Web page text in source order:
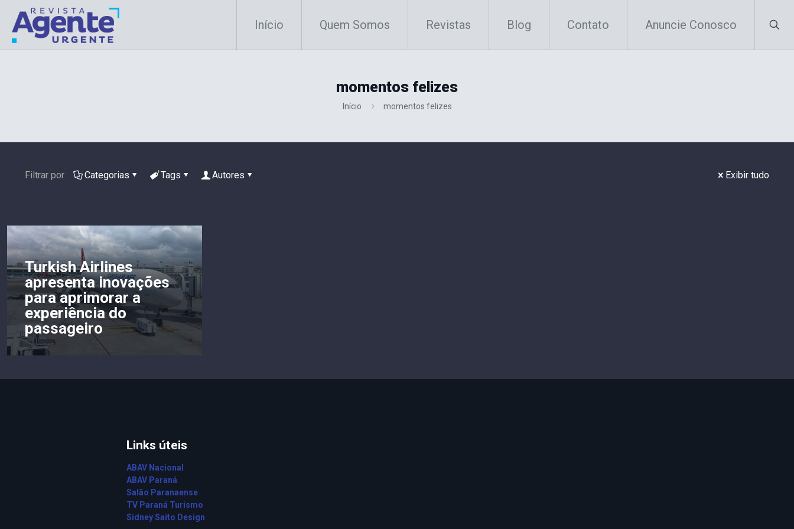
Início Quem Somos Revistas Blog Contato Anuncie Conosco
momentos felizes
Início momentos felizes
Filtrar por Categorias Tags Autores Exibir tudo
Turkish Airlines
apresenta inovações
para aprimorar a
experiência do
passageiro
Links úteis
ABAV Nacional
ABAV Paraná
Salão Paranaense
TV Paraná Turismo
Sidney Saito Design